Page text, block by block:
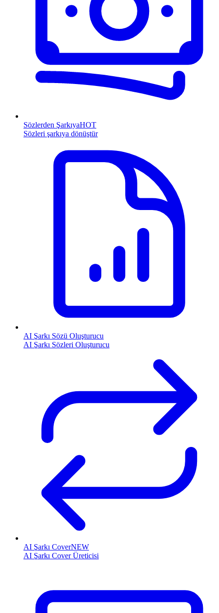
Sözlerden ŞarkıyaHOT
Sözleri şarkıya dönüştür
AI Şarkı Sözü Oluşturucu
AI Şarkı Sözleri Oluşturucu
AI Şarkı CoverNEW
AI Şarkı Cover Üreticisi